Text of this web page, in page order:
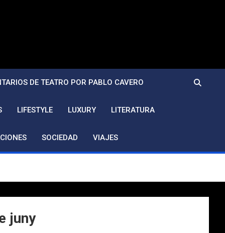
DE TEATRO POR PABLO CAVERO
LIFESTYLE LUXURY LITERATURA
SOCIEDAD VIAJES
juny